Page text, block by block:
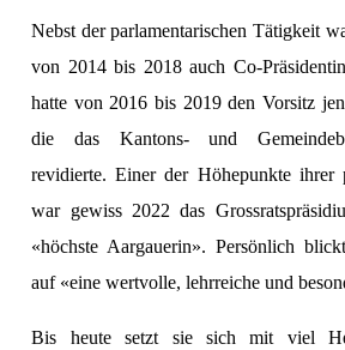
Nebst der parlamentarischen Tätigkeit
von 2014 bis 2018 auch Co-
hatte von 2016 bis 2019 den Vorsitz
die das Kantons- und
revidierte. Einer der Höhepunkte ihrer
war gewiss 2022 das
«höchste Aargauerin». Persönlich
auf «eine wertvolle, lehrreiche und
Bis heute setzt sie sich mit viel